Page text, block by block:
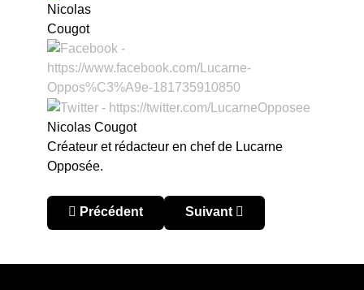
Nicolas Cougot
Créateur et rédacteur en chef de Lucarne
Opposée.
Article précédent : Pérou – Liga 1 2023 :
Précédent Article suivant : Pérou – Liga
Suivant